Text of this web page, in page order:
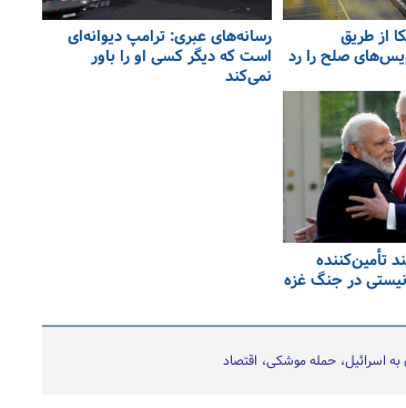
از طریق
صلح را رد
رسانه‌های عبری: ترامپ دیوانه‌ای
است که دیگر کسی او را باور
نمی‌کند
تأمین‌کننده
در جنگ غزه
به اسرائیل حمله موشکی اقتصاد